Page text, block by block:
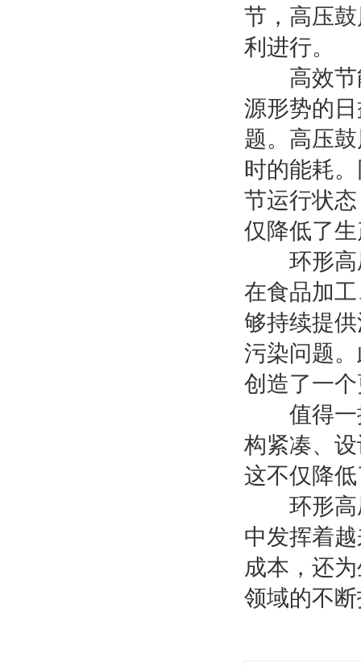
节，高压
利进行。
高效节能
源形势的
题。高压
时的能耗
节运行状
仅降低了
环形高压
在食品加
够持续提
污染问题
创造了一
值得一提
构紧凑、
这不仅降
环形高压
中发挥着
成本，还
领域的不